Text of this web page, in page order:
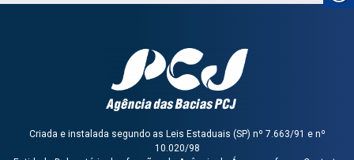
Criada e instalada segundo as Leis Estaduais (SP) nº 7.663/91 e nº
10.020/98